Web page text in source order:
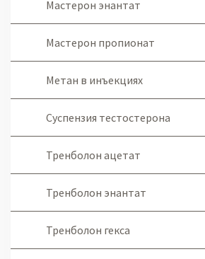
Мастерон энантат
Мастерон пропионат
Метан в инъекциях
Суспензия тестостерона
Тренболон ацетат
Тренболон энантат
Тренболон гекса